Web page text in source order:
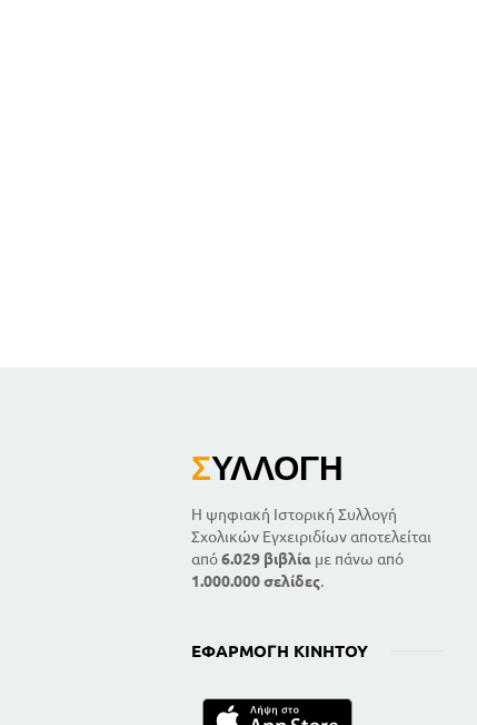
ΣΥΛΛΟΓΉ
Η ψηφιακή Ιστορική Συλλογή
Σχολικών Εγχειριδίων αποτελείται
από6.029 βιβλία με πάνω από
1.000.000 σελίδες.
ΕΦΑΡΜΟΓΉ ΚΙΝΗΤΟΎ